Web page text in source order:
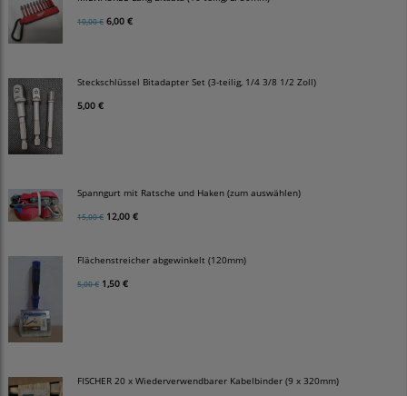
10,00 € 6,00 €
Steckschlüssel Bitadapter Set (3-teilig, 1/4 3/8 1/2 Zoll)
5,00 €
Spanngurt mit Ratsche und Haken (zum auswählen)
15,00 € 12,00 €
Flächenstreicher abgewinkelt (120mm)
5,00 € 1,50 €
FISCHER 20 x Wiederverwendbarer Kabelbinder (9 x 320mm)